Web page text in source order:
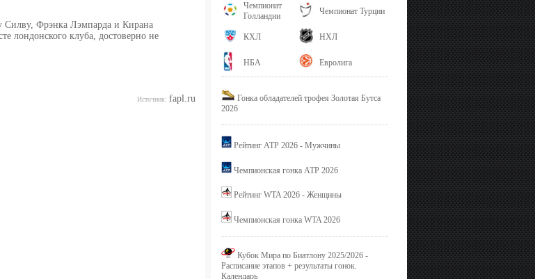
Силву, Фрэнка Лэмпарда и Кирана
лондонского клуба, достоверно не
Источник: fapl.ru
Чемпионат
Голландии
Чемпионат Турции
КХЛ НХЛ
НБА Евролига
Гонка обладателей трофея Золотая Бутса
2026
Рейтинг ATP 2026 - Мужчины
Чемпионская гонка ATP 2026
Рейтинг WTA 2026 - Женщины
Чемпионская гонка WTA 2026
Кубок Мира по Биатлону 2025/2026 -
Расписание этапов + результаты гонок.
Календарь